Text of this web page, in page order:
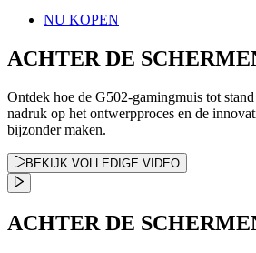
NU KOPEN
ACHTER DE
Ontdek hoe de G502-gamingmuis tot
nadruk op het ontwerpproces en de
bijzonder maken.
BEKIJK VOLLEDIGE VIDEO
ACHTER DE